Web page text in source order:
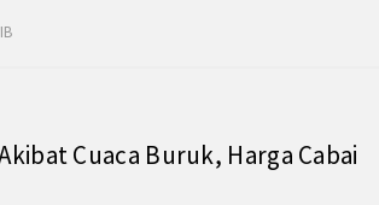
Cuaca Buruk, Harga Cabai